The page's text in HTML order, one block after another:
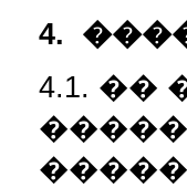
4.
4.1.